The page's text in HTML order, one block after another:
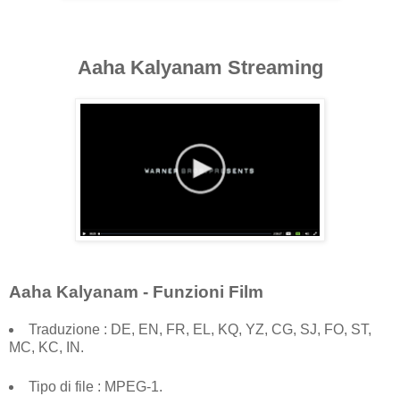
Aaha Kalyanam Streaming
Aaha Kalyanam - Funzioni Film
Traduzione : DE, EN, FR, EL, KQ, YZ, CG, SJ, FO, ST,
MC, KC, IN.
Tipo di file : MPEG-1.